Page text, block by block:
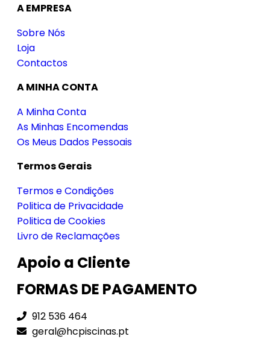
A EMPRESA
Sobre Nós
Loja
Contactos
A MINHA CONTA
A Minha Conta
As Minhas Encomendas
Os Meus Dados Pessoais
Termos Gerais
Termos e Condições
Politica de Privacidade
Politica de Cookies
Livro de Reclamações
Apoio a Cliente
FORMAS DE PAGAMENTO
912 536 464
geral@hcpiscinas.pt